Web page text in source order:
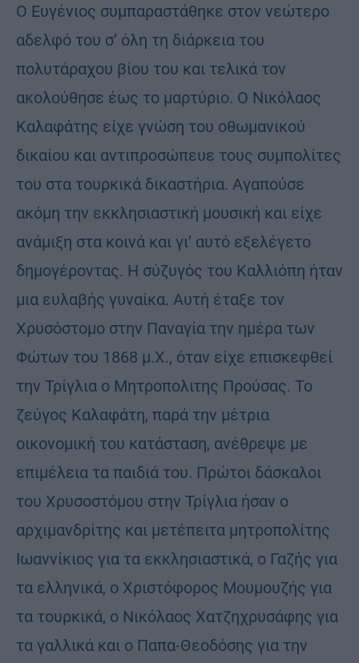
Ο Ευγένιος συμπαραστάθηκε στον νεώτερο
αδελφό του σ’ όλη τη διάρκεια του
πολυτάραχου βίου του και τελικά τον
ακολούθησε έως το μαρτύριο. Ο Νικόλαος
Καλαφάτης είχε γνώση του οθωμανικού
δικαίου και αντιπροσώπευε τους συμπολίτες
του στα τουρκικά δικαστήρια. Αγαπούσε
ακόμη την εκκλησιαστική μουσική και είχε
ανάμιξη στα κοινά και γι’ αυτό εξελέγετο
δημογέροντας. Η σύζυγός του Καλλιόπη ήταν
μια ευλαβής γυναίκα. Αυτή έταξε τον
Χρυσόστομο στην Παναγία την ημέρα των
Φώτων του 1868 μ.Χ., όταν είχε επισκεφθεί
την Τρίγλια ο Μητροπολιτης Προύσας. Το
ζεύγος Καλαφάτη, παρά την μέτρια
οικονομική του κατάσταση, ανέθρεψε με
επιμέλεια τα παιδιά του. Πρώτοι δάσκαλοι
του Χρυσοστόμου στην Τρίγλια ήσαν ο
αρχιμανδρίτης και μετέπειτα μητροπολίτης
Ιωαννίκιος για τα εκκλησιαστικά, ο Γαζής για
τα ελληνικά, ο Χριστόφορος Μουμουζής για
τα τουρκικά, ο Νικόλαος Χατζηχρυσάφης για
τα γαλλικά και ο Παπα-Θεοδόσης για την